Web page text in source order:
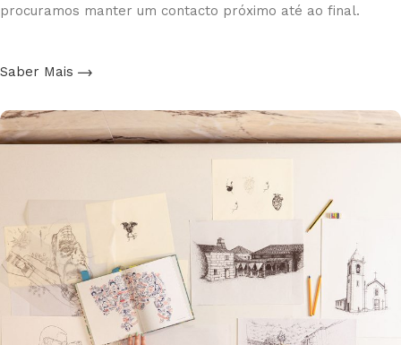
procuramos manter um contacto próximo até ao final.
Saber Mais